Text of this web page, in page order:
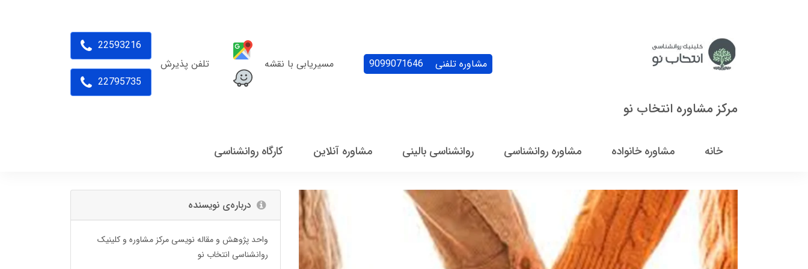
مرکز مشاوره انتخاب نو
مشاوره تلفنی 9099071646 مسیریابی با نقشه تلفن پذیرش
22593216
22795735
خانه مشاوره خانواده مشاوره روانشناسی روانشناسی بالینی مشاوره آنلاین کارگاه روانشناسی
درباره‌ی نویسنده
واحد پژوهش و مقاله نویسی مرکز مشاوره و کلینیک
روانشناسی انتخاب نو